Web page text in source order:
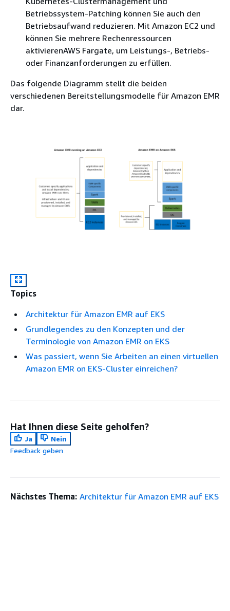
Betriebssystem-Patching können Sie auch den
Betriebsaufwand reduzieren. Mit Amazon EC2 und
können Sie mehrere Rechenressourcen
aktivierenAWS Fargate, um Leistungs-, Betriebs-
oder Finanzanforderungen zu erfüllen.
Das folgende Diagramm stellt die beiden
verschiedenen Bereitstellungsmodelle für Amazon EMR
dar.
Topics
Architektur für Amazon EMR auf EKS
Grundlegendes zu den Konzepten und der
Terminologie von Amazon EMR on EKS
Was passiert, wenn Sie Arbeiten an einen virtuellen
Amazon EMR on EKS-Cluster einreichen?
Hat Ihnen diese Seite geholfen?
Ja
Nein
Feedback geben
Nächstes Thema: Architektur für Amazon EMR auf EKS